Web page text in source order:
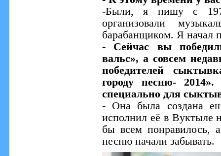
-Были, я пишу с
организовали
барабанщиком. Я начал
- Сейчас вы
вальс», а совсем
победителей
городу песню-
специально для
- Она была создана
исполнил её в Вуктыле
бы всем понравилось,
песню начали забывать.